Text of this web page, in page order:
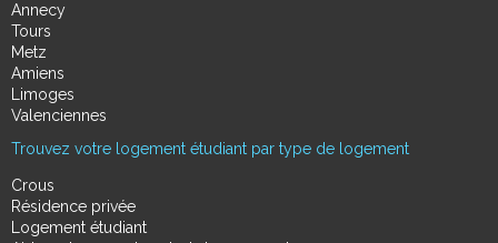
Annecy
Tours
Metz
Amiens
Limoges
Valenciennes
Trouvez votre logement étudiant par type de logement
Crous
Résidence privée
Logement étudiant